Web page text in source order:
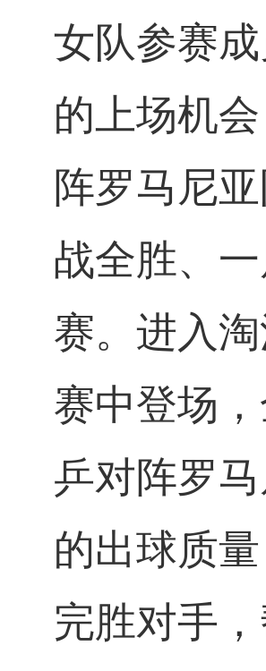
女队参赛
的上场机
阵罗马尼
战全胜、
赛。进入
赛中登场
乒对阵罗
的出球质
完胜对手